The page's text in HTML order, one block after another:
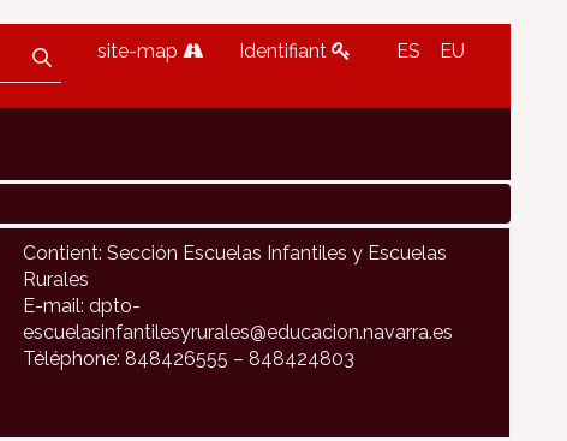
site-map Identifiant ES EU
Contient: Sección Escuelas Infantiles y Escuelas
Rurales
E-mail: dpto-
escuelasinfantilesyrurales@educacion.navarra.es
Téléphone: 848426555 – 848424803